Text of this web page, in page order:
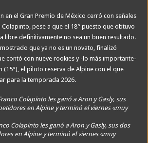
en el Gran Premio de México cerró con señales
pese a que el 18° puesto que obtuvo
libre definitivamente no sea un buen resultado.
que ya no es un novato, finalizó
contó con nueve rookies y -lo más importante-
(15°), el piloto reserva de Alpine con el que
para la temporada 2026.
Colapinto les ganó a Aron y Gasly, sus dos
en Alpine y terminó el viernes «muy